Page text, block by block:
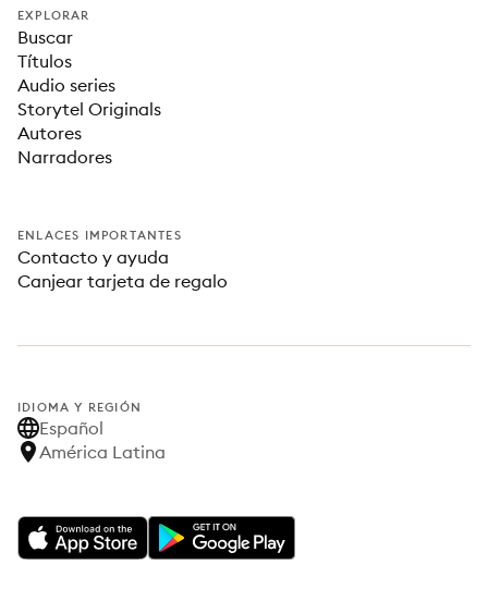
EXPLORAR
Buscar
Títulos
Audio series
Storytel Originals
Autores
Narradores
ENLACES IMPORTANTES
Contacto y ayuda
Canjear tarjeta de regalo
IDIOMA Y REGIÓN
Español
América Latina